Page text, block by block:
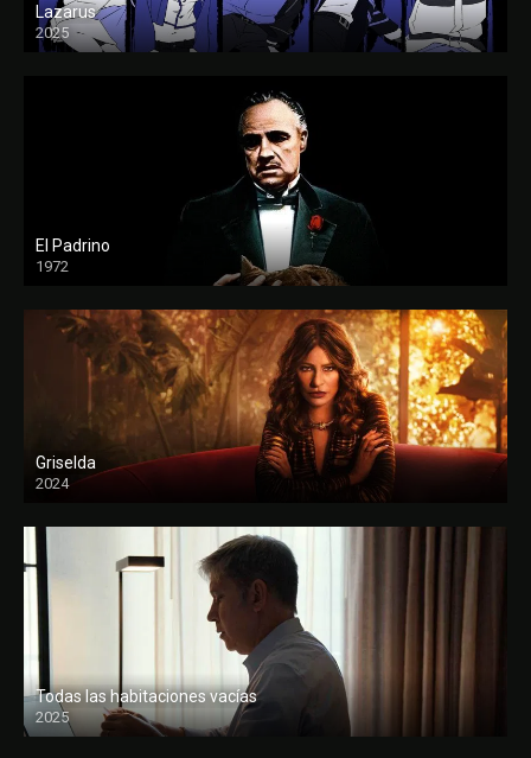
Lazarus
2025
El Padrino
1972
FULL HD
Griselda
2024
Todas las habitaciones vacías
2025
FULL HD